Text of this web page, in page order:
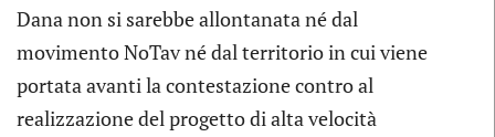
Dana non si sarebbe allontanata né dal
movimento NoTav né dal territorio in cui viene
portata avanti la contestazione contro al
realizzazione del progetto di alta velocità